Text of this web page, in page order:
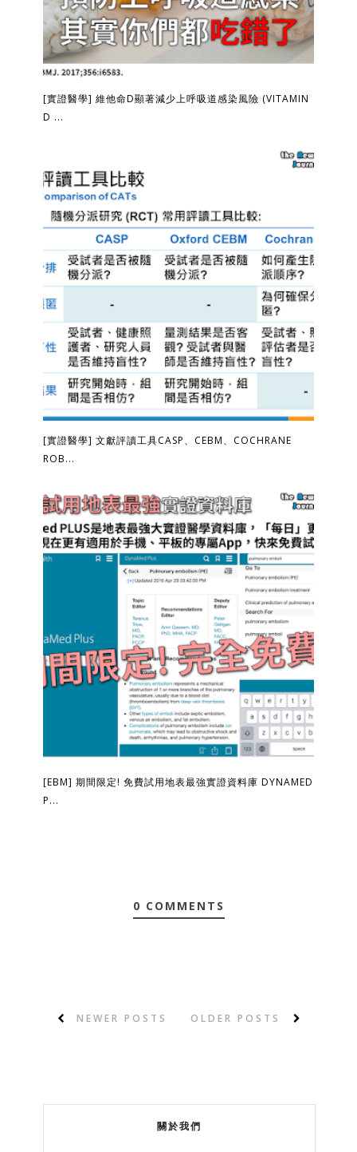
[實證醫學] 維他命D顯著減少上呼吸道感染風險 (VITAMIN
D ...
[實證醫學] 文獻評讀工具CASP、CEBM、COCHRANE
ROB...
[EBM] 期間限定! 免費試用地表最強實證資料庫 DYNAMED
P...
0 COMMENTS
NEWER POSTS OLDER POSTS
關於我們